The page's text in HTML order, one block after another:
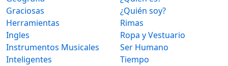
Graciosas
Herramientas
Ingles
Instrumentos Musicales
Inteligentes
¿Quién soy?
Rimas
Ropa y Vestuario
Ser Humano
Tiempo